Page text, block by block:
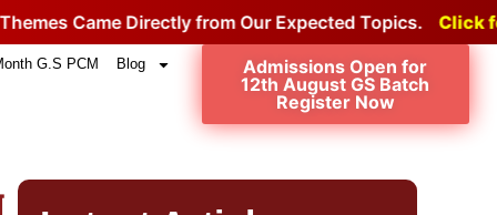
Directly from Our Expected Topics. Click for the Proof.
G.S PCM Blog
Admissions Open for
12th August GS Batch
Register Now